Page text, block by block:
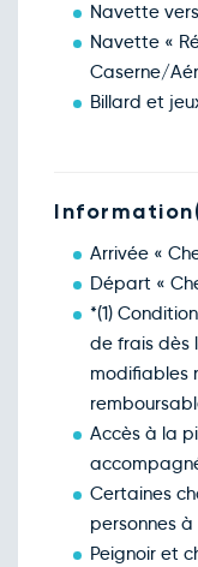
Navette
Navette «
Caserne/
Billard et
Arrivée «
Départ «
*(1)
de frais dès
modifiables
Accès à la
Certaines
personnes
Peignoir et